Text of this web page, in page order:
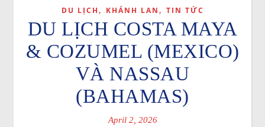
DU LỊCH , KHÁNH LAN , TIN TỨC
DU LỊCH COSTA MAYA
& COZUMEL (MEXICO)
VÀ NASSAU
(BAHAMAS)
April 2, 2026